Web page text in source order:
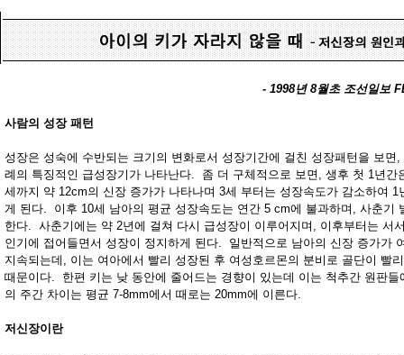
- 1998년 8월초 조선일보
사람의 성장 패턴
성장은 성숙에 수반되는 크기의 변화로서 성장기간에 걸친 성장패턴을 보면
례의 특징적인 급성장기가 나타난다. 좀 더 구체적으로 보면, 생후 첫 1년간
세까지 약 12cm의 신장 증가가 나타나며 3세 부터는 성장속도가 감소하여 1
게 된다. 이후 10세 남아의 평균 성장속도는 연간 5 cm에 불과하며, 사춘기
한다. 사춘기에는 약 2년에 걸쳐 다시 급성장이 이루어지며, 이후부터는 서
인기에 접어들면서 성장이 정지하게 된다. 일반적으로 남아의 신장 증가가
지속되는데, 이는 여아에서 빨리 성장된 후 여성호르몬의 분비로 골단이 빨
때문이다. 한편 키는 낮 동안에 줄어드는 경향이 있는데 이는 척추간 원판들
의 주간 차이는 평균 7-8mm에서 때로는 20mm에 이른다.
저신장이란